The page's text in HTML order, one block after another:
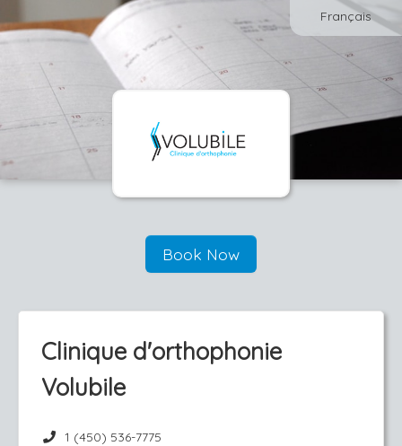
Français
Book Now
Clinique d'orthophonie
Volubile
1 (450) 536-7775